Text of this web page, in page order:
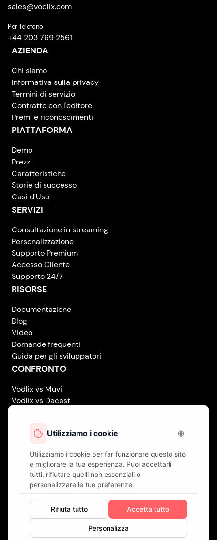
sales@vodlix.com
Per Telefono
+44 203 769 2561
AZIENDA
Chi siamo
Informativa sulla privacy
Termini di servizio
Contratto con l'editore
Premi e riconoscimenti
PIATTAFORMA
Demo
Prezzi
Caratteristiche
Storie di successo
Casi d'Uso
SERVIZI
Consultazione in streaming
Personalizzazione
Supporto Premium
Accesso Cliente
Supporto 24/7
RISORSE
Documentazione
Blog
Video
Domande frequenti
Guida per gli sviluppatori
CONFRONTO
Vodlix vs Muvi
Vodlix vs Dacast
Vodlix vs Brightcove
Vodlix on LinkedIn
Vodlix on Facebook
Vodlix on X (Twitter)
Vodlix on Instagram
I Nostri Uffici
Londra (Regno Unito) . Finlandia . Cipro